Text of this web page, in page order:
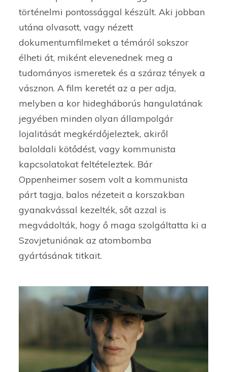
történelmi pontossággal készült. Aki jobban
utána olvasott, vagy nézett
dokumentumfilmeket a témáról sokszor
élheti át, miként elevenednek meg a
tudományos ismeretek és a száraz tények a
vásznon. A film keretét az a per adja,
melyben a kor hidegháborús hangulatának
jegyében minden olyan állampolgár
lojalitását megkérdőjeleztek, akiről
baloldali kötődést, vagy kommunista
kapcsolatokat feltételeztek. Bár
Oppenheimer sosem volt a kommunista
párt tagja, balos nézeteit a korszakban
gyanakvással kezelték, sőt azzal is
megvádolták, hogy ő maga szolgáltatta ki a
Szovjetuniónak az atombomba
gyártásának titkait.